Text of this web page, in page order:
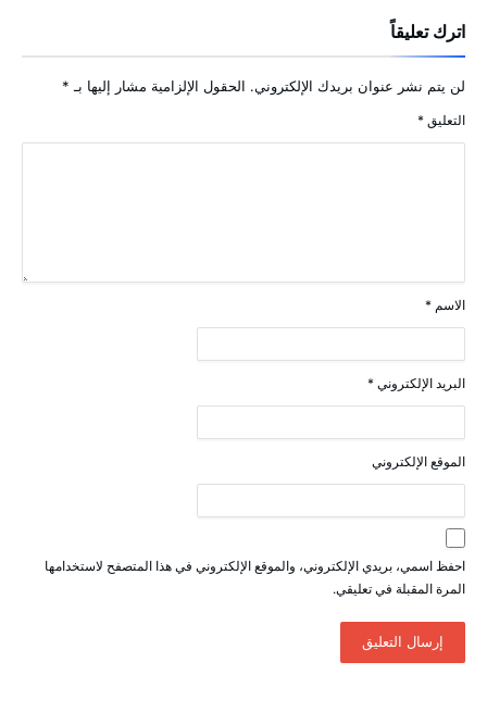
اترك تعليقاً
لن يتم نشر عنوان بريدك الإلكتروني. الحقول الإلزامية مشار إليها بـ *
التعليق *
الاسم *
البريد الإلكتروني *
الموقع الإلكتروني
احفظ اسمي، بريدي الإلكتروني، والموقع الإلكتروني في هذا المتصفح لاستخدامها
المرة المقبلة في تعليقي.